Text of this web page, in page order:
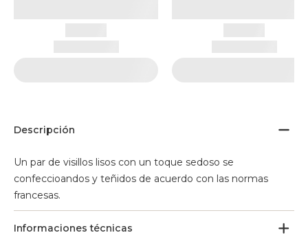
Descripción
Un par de visillos lisos con un toque sedoso se
confeccioandos y teñidos de acuerdo con las normas
francesas.
Informaciones técnicas